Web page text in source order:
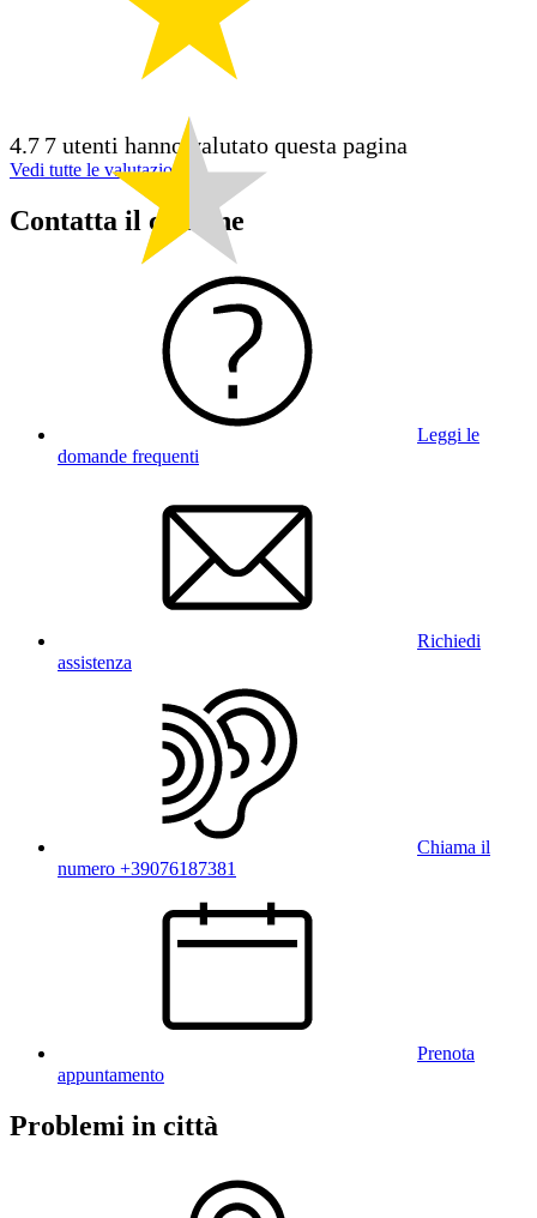
4.7 7 utenti hanno valutato questa pagina
Vedi tutte le valutazioni
Contatta il comune
Leggi le
domande frequenti
Richiedi
assistenza
Chiama il
numero +39076187381
Prenota
appuntamento
Problemi in città